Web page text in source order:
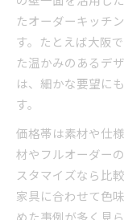
たオーダーキッチ
す。たとえば大阪
た温かみのあるデ
は、細かな要望に
す。
価格帯は素材や仕
材やフルオーダー
スタマイズなら比
家具に合わせて色
めた事例が多く見